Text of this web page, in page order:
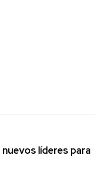
líderes para